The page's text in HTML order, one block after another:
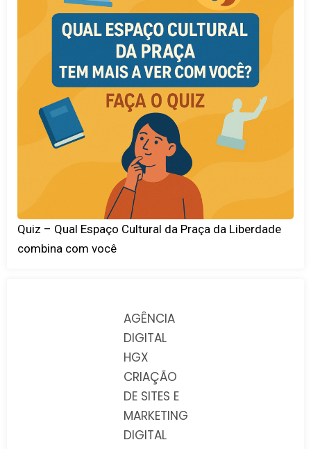
Quiz – Qual Espaço Cultural da Praça da Liberdade
combina com você
AGÊNCIA
DIGITAL
HGX
CRIAÇÃO
DE SITES E
MARKETING
DIGITAL